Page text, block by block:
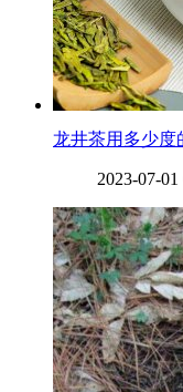
龙井茶用多少度
2023-07-